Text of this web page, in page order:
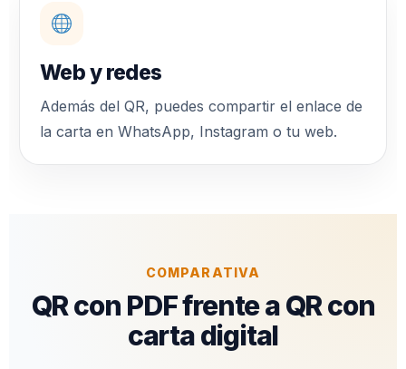
Web y redes
Además del QR, puedes compartir el enlace de
la carta en WhatsApp, Instagram o tu web.
COMPARATIVA
QR con PDF frente a QR con
carta digital